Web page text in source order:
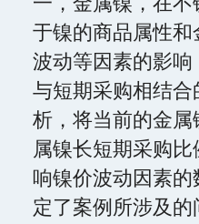
于镍的商品属性
波动等因素的影
与短期采购相结
析，将当前的金
属镍长短期采购
响镍价波动因素
定了案例所涉及